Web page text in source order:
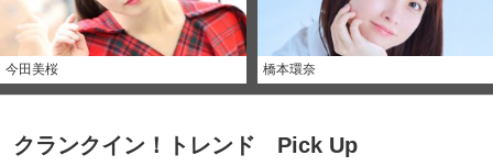
今田美桜 橋本環奈
クランクイン！トレンド Pick Up